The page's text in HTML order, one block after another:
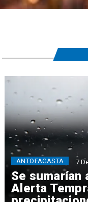
Se sumarían
Alerta
ANTOFAGASTA 7